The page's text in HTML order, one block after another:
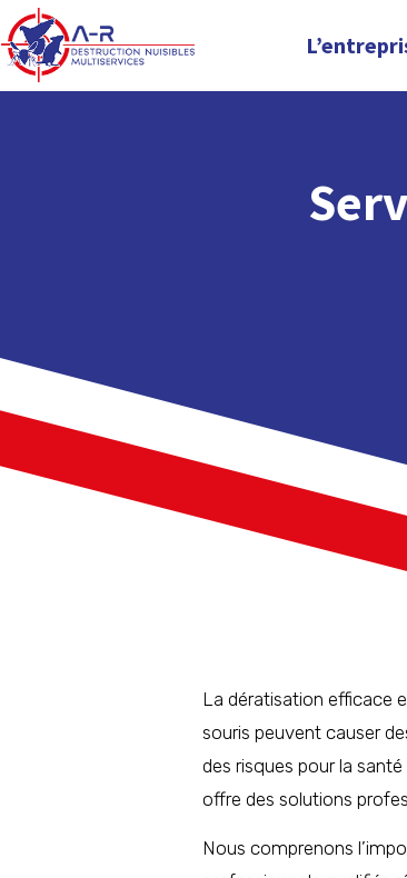
La dératisation efficace
souris peuvent causer
des risques pour la
offre des solutions
Nous comprenons